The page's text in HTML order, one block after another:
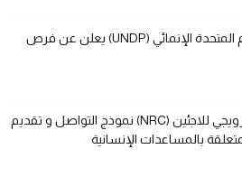
برنامج الأمم المتحدة الإنمائي (UNDP) يعلن عن فرص
المجلس النرويجي للاجئين (NRC) نموذج التواصل و تقديم
بالمساعدات الإنسانية